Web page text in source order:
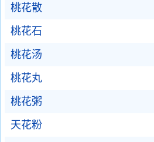
桃花散
桃花石
桃花汤
桃花丸
桃花粥
天花粉